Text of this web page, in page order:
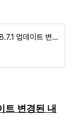
iOS 18.7.1 및 iPadOS 18.7.1 업데이트 변경 내용은 무엇인가
트 변경된 내